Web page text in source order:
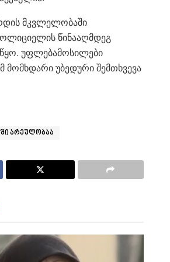
მკვლელობაში
წინააღმდეგ
უფლებამოსილები
მომხდარი უბედური შემთხვევა
არეულობაა